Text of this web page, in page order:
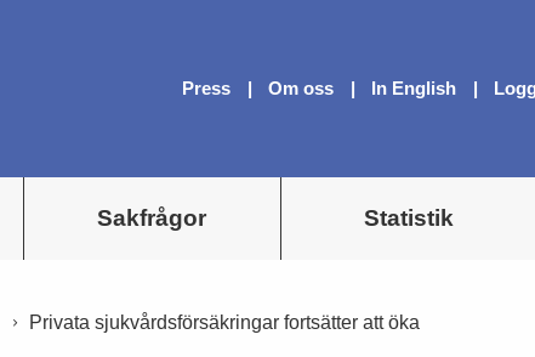
Press Om oss In English
Sakfrågor Statistik
Privata sjukvårdsförsäkringar fortsätter att öka